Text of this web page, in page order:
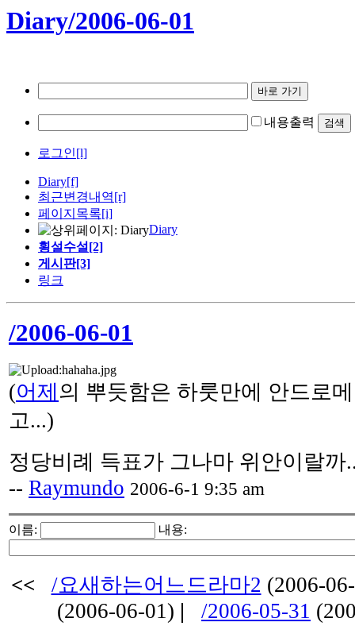
Diary/2006-06-01
내용출력
로그인[l]
Diary[f]
최근변경내역[r]
페이지목록[i]
Diary
횡설수설[2]
게시판[3]
링크
/2006-06-01
(어제 의 뿌듯함은 하룻만에 안드로
고...)
정당비례 득표가 그나마 위안이랄까
-- Raymundo 2006-6-1 9:35 am
이름: 내용:
<< /요새하는어느드라마2 (2006-
(2006-06-01) | /2006-05-31